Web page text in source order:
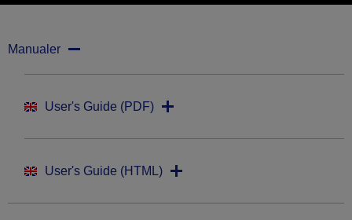
Manualer
User's Guide (PDF)
User's Guide (HTML)